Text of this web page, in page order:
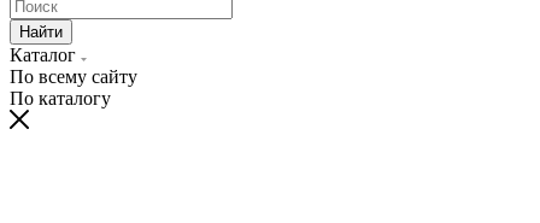
Найти
Каталог
По всему сайту
По каталогу